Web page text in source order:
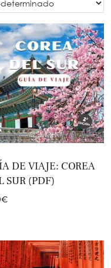
DE VIAJE: COREA
SUR (PDF)
€